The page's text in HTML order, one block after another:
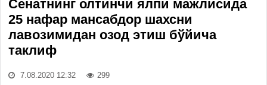
Сенатнинг олтинчи ялпи мажлисида
25 нафар мансабдор шахсни
лавозимидан озод этиш бўйича
таклиф
7.08.2020 12:32 299